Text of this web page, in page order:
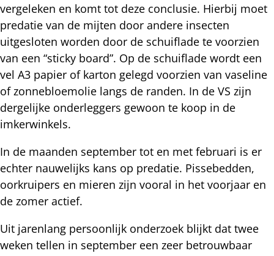
vergeleken en komt tot deze conclusie. Hierbij moet
predatie van de mijten door andere insecten
uitgesloten worden door de schuiflade te voorzien
van een “sticky board”. Op de schuiflade wordt een
vel A3 papier of karton gelegd voorzien van vaseline
of zonnebloemolie langs de randen. In de VS zijn
dergelijke onderleggers gewoon te koop in de
imkerwinkels.
In de maanden september tot en met februari is er
echter nauwelijks kans op predatie. Pissebedden,
oorkruipers en mieren zijn vooral in het voorjaar en
de zomer actief.
Uit jarenlang persoonlijk onderzoek blijkt dat twee
weken tellen in september een zeer betrouwbaar